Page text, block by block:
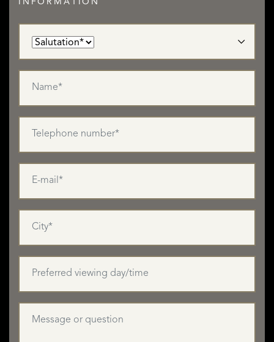
READ MORE
READ LESS
INFORMATION
LISTINGS